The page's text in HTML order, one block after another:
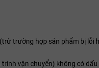
trường hợp sản phẩm bị lỗi
vận chuyển) không có dấu